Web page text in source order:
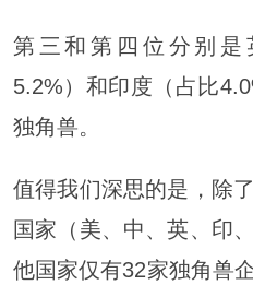
第三和第四位分别
5.2%）和印度（占比
独角兽。
值得我们深思的是，除
国家（美、中、英、印
他国家仅有32家独角